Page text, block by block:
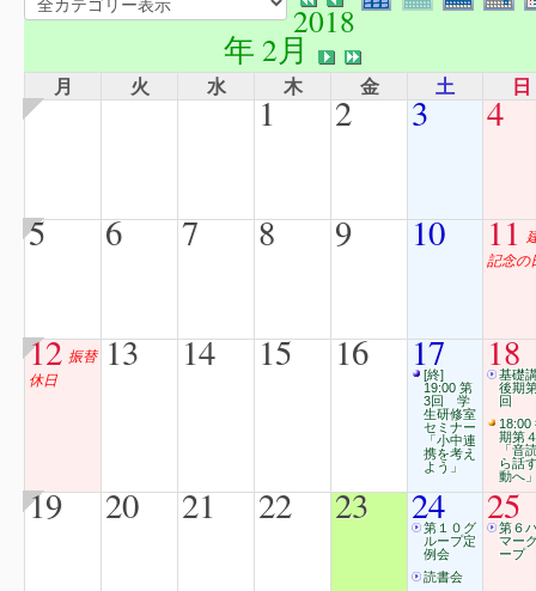
2018
年 2月
月 火 水 木 金 土 日
1 2 3 4
5 6 7 8 9 10 11
記念の
12 振替
休日
13 14 15 16 17
[終]
19:00 第
3回 学
生研修室
セミナー
「小中連
携を考え
よう」
18
基礎
後期
回
18:00
期第
「音
ら話
動へ
19 20 21 22 23 24
第１０グ
ループ定
例会
読書会
25
第６
マー
ープ